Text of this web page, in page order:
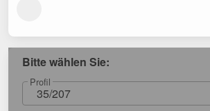
Bitte wählen Sie:
Profil
35/207